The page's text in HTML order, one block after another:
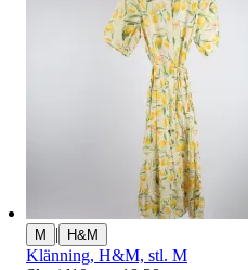
M | H&M
Klänning, H&M, stl. M